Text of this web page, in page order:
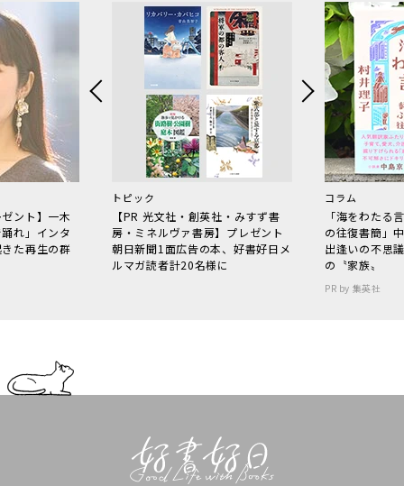
ント】一木
れ」インタ
た再生の群
トピック
【PR 光文社・創英社・みすず書
房・ミネルヴァ書房】プレゼント
朝日新聞1面広告の本、好書好日メ
ルマガ読者計20名様に
コラム
「海をわた
の往復書簡」
出逢いの不思
の〝家族〟
PR by 集英社